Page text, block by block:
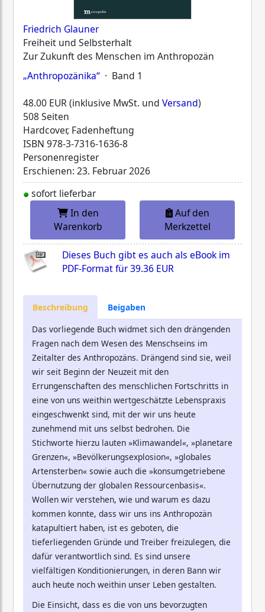
Friedrich Glauner
Freiheit und Selbsterhalt
Zur Zukunft des Menschen im Anthropozän
„Anthropozänika“ · Band 1
48.00 EUR (inklusive MwSt. und Versand)
508 Seiten
Hardcover, Fadenheftung
ISBN 978-3-7316-1636-8
Personenregister
Erschienen: 23. Februar 2026
sofort lieferbar
In den
Warenkorb
Auf den
Merkzettel
Dieses Buch gibt es auch als eBook im
PDF-Format für39.36 EUR
Beschreibung
Beigaben
Das vorliegende Buch widmet sich den drängenden
Fragen nach dem Wesen des Menschseins im
Zeitalter des Anthropozäns. Drängend sind sie, weil
wir seit Beginn der Neuzeit mit den
Errungenschaften des menschlichen Fortschritts in
eine von uns weithin wertgeschätzte Lebenspraxis
eingeschwenkt sind, mit der wir uns heute
zunehmend mit uns selbst bedrohen. Die
Stichworte hierzu lauten »Klimawandel«, »planetare
Grenzen«, »Bevölkerungsexplosion«, »globales
Artensterben« sowie auch die »konsumgetriebene
Übernutzung der globalen Ressourcenbasis«.
Wollen wir verstehen, wie und warum es dazu
kommen konnte, dass wir uns ins Anthropozän
katapultiert haben, ist es geboten, die
tieferliegenden Gründe und Treiber freizulegen, die
dafür verantwortlich sind. Es sind unsere
vielfältigen Konditionierungen, in deren Bann wir
auch heute noch weithin unser Leben gestalten.
Die Einsicht, dass es die von uns bevorzugten